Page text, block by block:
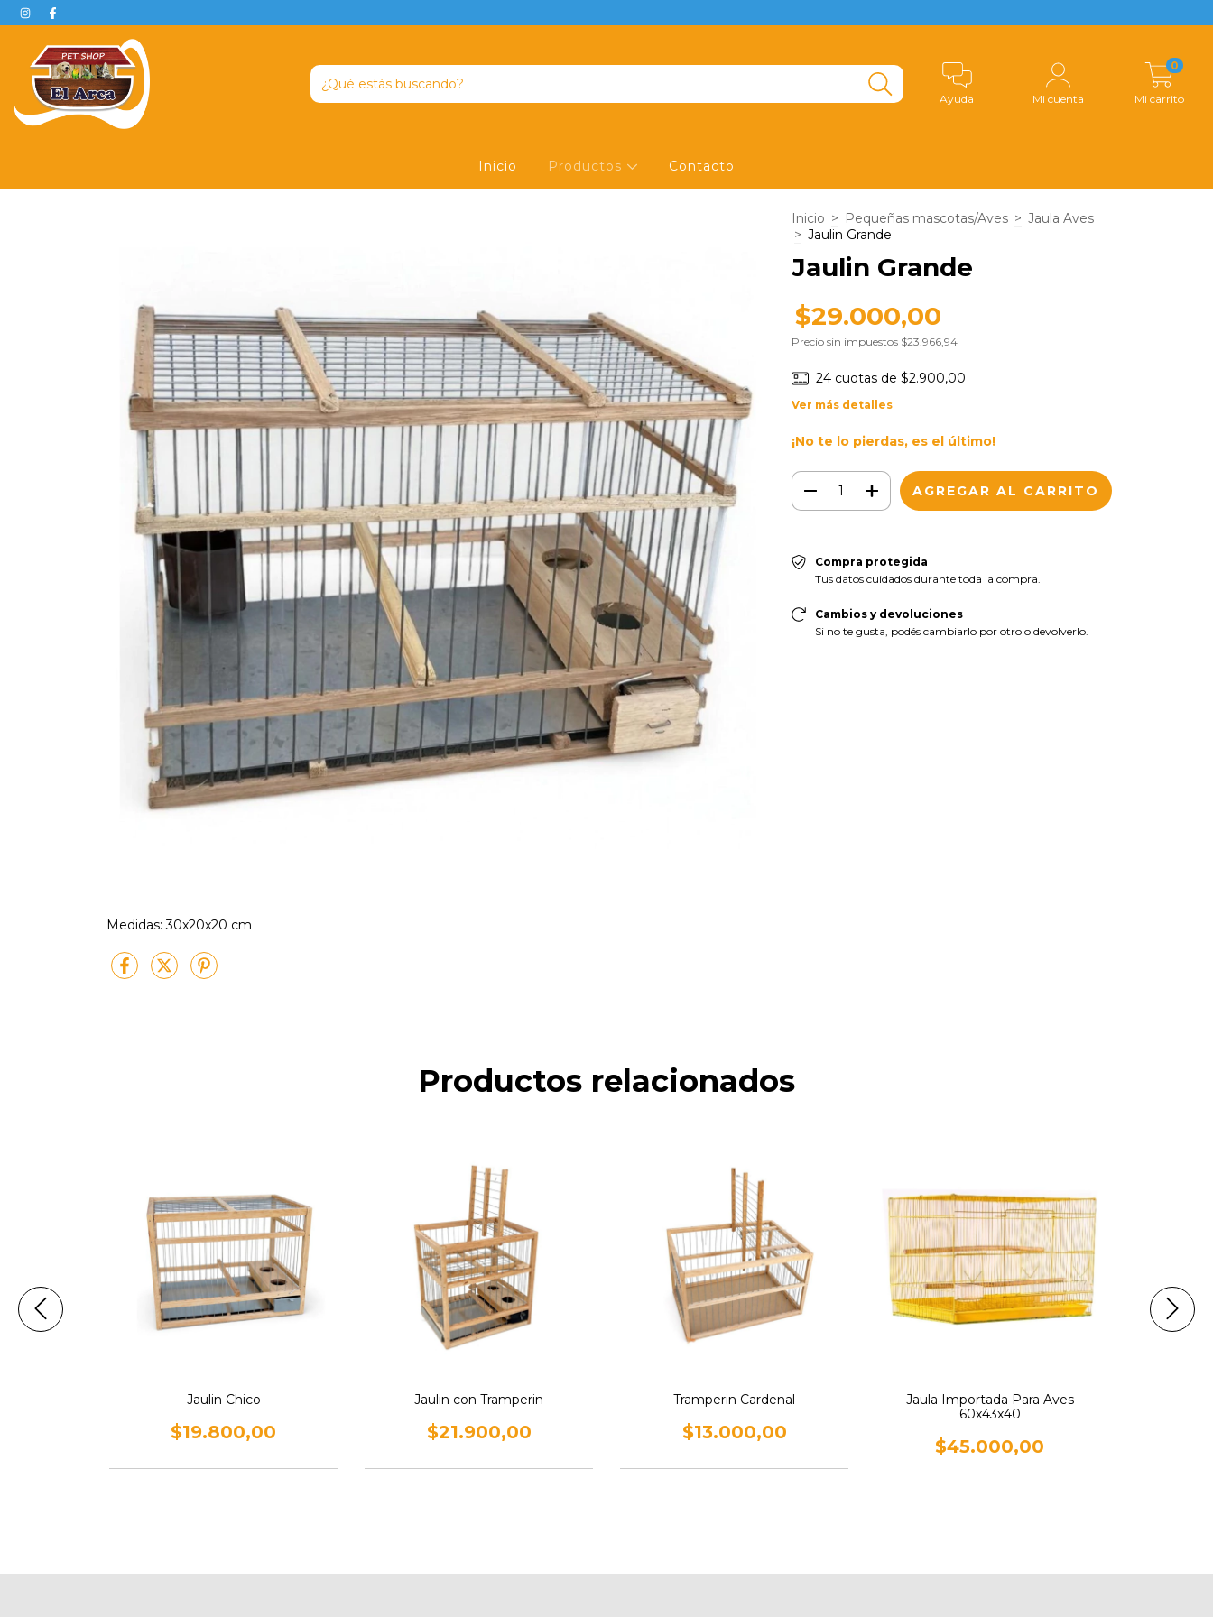
Ayuda Mi cuenta Mi carrito
0
Inicio Productos Contacto
Medidas: 30x20x20 cm
Inicio > Pequeñas mascotas/Aves > Jaula Aves
> Jaulin Grande
Jaulin Grande
$29.000,00
Precio sin impuestos $23.966,94
24 cuotas de $2.900,00
Ver más detalles
¡No te lo pierdas, es el último!
Compra protegida
Tus datos cuidados durante toda la compra.
Cambios y devoluciones
Si no te gusta, podés cambiarlo por otro o devolverlo.
Productos relacionados
Jaulin Chico
$19.800,00
Jaulin con Tramperin
$21.900,00
Tramperin Cardenal
$13.000,00
Jaula Importada Para Aves
60x43x40
$45.000,00